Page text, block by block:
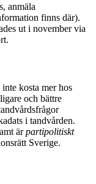
anmäla
finns där).
ut i november via
kosta mer hos
och bättre
i tandvården.
ärpartipolitiskt
Sverige.